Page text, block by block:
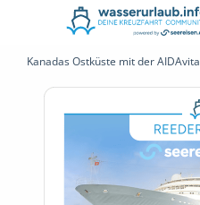
Kanadas Ostküste mit der AIDAvita